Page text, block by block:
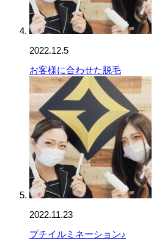
2022.12.5
お客様に合わせた脱毛
2022.11.23
プチイルミネーション♪